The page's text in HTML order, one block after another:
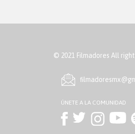
© 2021 Filmadores All
ÚNETE A LA COMUNIDAD